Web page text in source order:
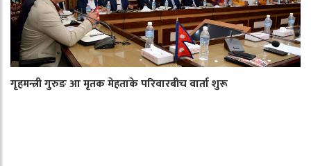
गृहमन्त्री गुरुङ आ मृतक मेहताके परिवारबीच वार्ता शुरू